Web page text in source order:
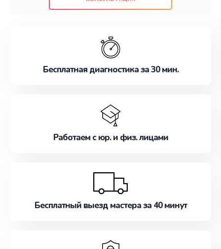
наилучшим образом. Не медлите записаться на
Бесплатная диагностика за 30 мин.
Работаем с юр. и физ. лицами
Бесплатный выезд мастера за 40 минут